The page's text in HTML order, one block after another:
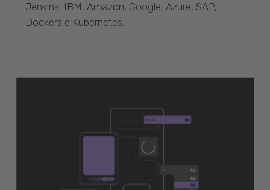
Jenkins, IBM, Amazon, Google, Azure, SAP,
Dockers e Kubernetes.